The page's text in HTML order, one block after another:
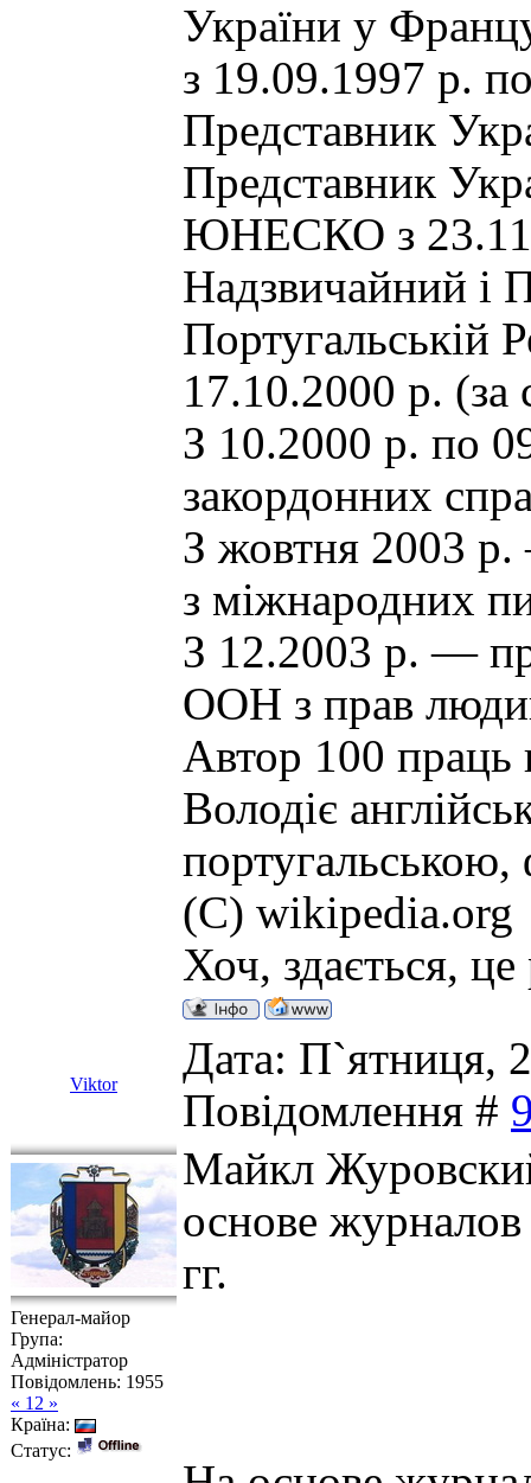
України у
з 19.09.1997 р.
Представник
Представник
ЮНЕСКО з
Надзвичайний і
Португальській
17.10.2000 р. (за
З 10.2000 р. по
закордонних
З жовтня 2003
з міжнародних
З 12.2003 р. —
ООН з прав
Автор 100 праць
Володіє
(С) wikipedia.org
Хоч, здається,
Viktor
Дата: П`ятниця,
Повідомлення #
Генерал-майор
Група:
Адміністратор
Повідомлень: 1955
« 12 »
Країна:
Статус:
Майкл
основе
гг.